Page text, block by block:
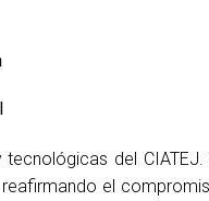
del CIATEJ.
el